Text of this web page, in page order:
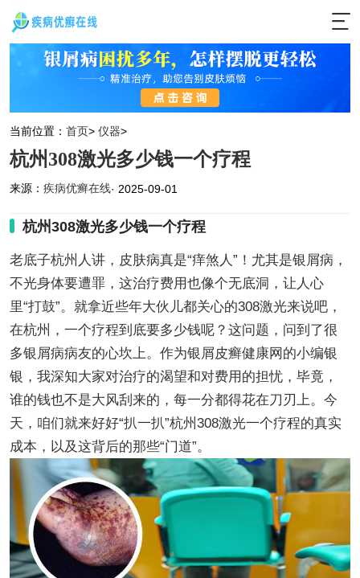
当前位置： 首页> 仪器>
杭州308激光多少钱一个疗程
来源： 疾病优癣在线· 2025-09-01
杭州308激光多少钱一个疗程
老底子杭州人讲，皮肤病真是“痒煞人”！尤其是银屑病，
不光身体要遭罪，这治疗费用也像个无底洞，让人心
里“打鼓”。就拿近些年大伙儿都关心的308激光来说吧，
在杭州，一个疗程到底要多少钱呢？这问题，问到了很
多银屑病病友的心坎上。作为银屑皮癣健康网的小编银
银，我深知大家对治疗的渴望和对费用的担忧，毕竟，
谁的钱也不是大风刮来的，每一分都得花在刀刃上。今
天，咱们就来好好“扒一扒”杭州308激光一个疗程的真实
成本，以及这背后的那些“门道”。